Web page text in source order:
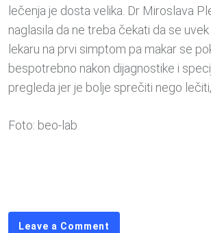
lečenja je dosta velika. Dr Miroslava
naglasila da ne treba čekati da se
lekaru na prvi simptom pa makar se
bespotrebno nakon dijagnostike i
pregleda jer je bolje sprečiti nego
Foto: beo-lab
Leave a Comment